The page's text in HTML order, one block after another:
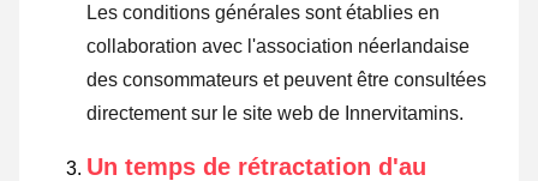
Les conditions générales sont établies en
collaboration avec l'association néerlandaise
des consommateurs et peuvent être consultées
directement sur le site web de Innervitamins.
Un temps de rétractation d'au